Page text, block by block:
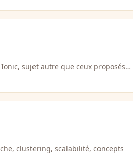
sujet autre que ceux proposés…
clustering, scalabilité, concepts